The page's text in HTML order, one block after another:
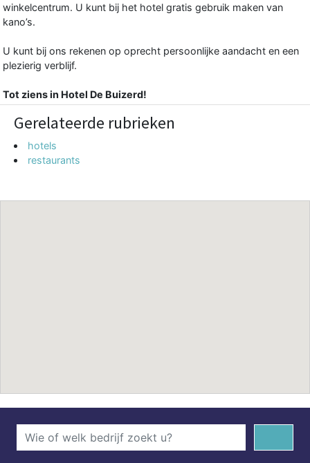
winkelcentrum. U kunt bij het hotel gratis gebruik maken van
kano’s.
U kunt bij ons rekenen op oprecht persoonlijke aandacht en een
plezierig verblijf.
Tot ziens in Hotel De Buizerd!
Gerelateerde rubrieken
hotels
restaurants